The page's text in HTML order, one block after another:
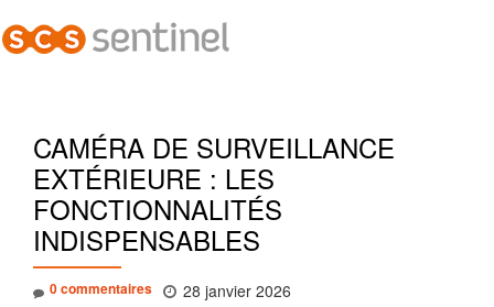
Aller
CAMÉRA DE SURVEILLANCE
EXTÉRIEURE : LES
FONCTIONNALITÉS
INDISPENSABLES
28 janvier 2026
0 commentaires